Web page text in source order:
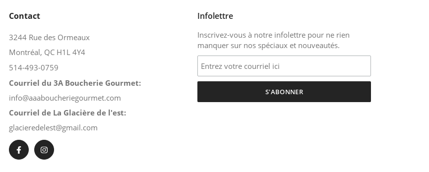
Contact
3244 Rue des Ormeaux
Montréal, QC H1L 4Y4
514-493-0759
Courriel du 3A Boucherie Gourmet:
info@aaaboucheriegourmet.com
Courriel de La Glacière de l'est:
glacieredelest@gmail.com
Infolettre
Inscrivez-vous à notre infolettre pour ne rien
manquer sur nos spéciaux et nouveautés.